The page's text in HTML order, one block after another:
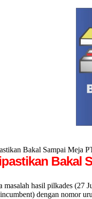
Bakal Sampai Meja
Bakal
hasil pilkades (27
dengan nomor